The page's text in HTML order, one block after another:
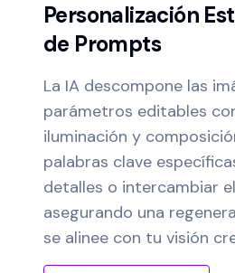
Personalización
de Prompts
La IA descompone las
parámetros editables
iluminación y
palabras clave
detalles o intercambiar
asegurando una
se alinee con tu visión